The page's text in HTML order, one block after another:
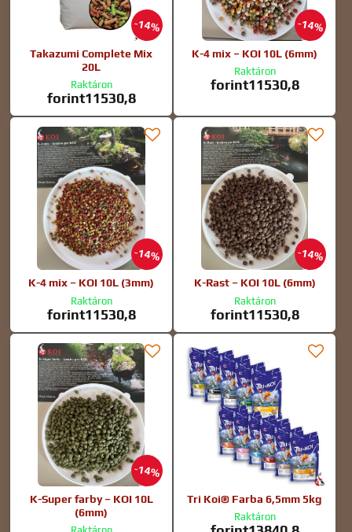
14%
Takazumi Complete Mix
20L
Raktáron
forint11530,8
14%
K-4 mix – KOI 10L (6mm)
Raktáron
forint11530,8
14%
K-4 mix – KOI 10L (3mm)
Raktáron
forint11530,8
14%
K-Rast – KOI 10L (6mm)
Raktáron
forint11530,8
14%
K-Super farby – KOI 10L
(6mm)
Tri Koi® Farba 6,5mm 5kg
Raktáron